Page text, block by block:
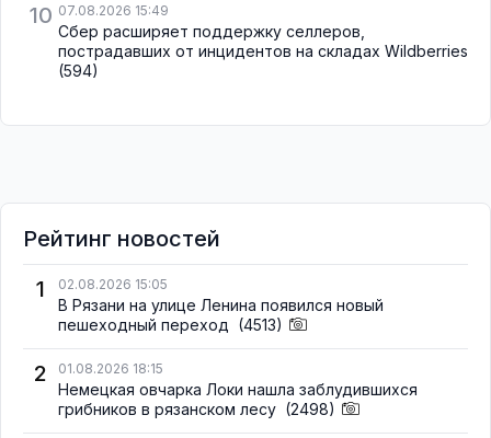
10 07.08.2026 15:49
Сбер расширяет поддержку селлеров,
пострадавших от инцидентов на складах Wildberries
(594)
Рейтинг новостей
1
02.08.2026 15:05
В Рязани на улице Ленина появился новый
пешеходный переход (4513)
2 01.08.2026 18:15
Немецкая овчарка Локи нашла заблудившихся
грибников в рязанском лесу (2498)